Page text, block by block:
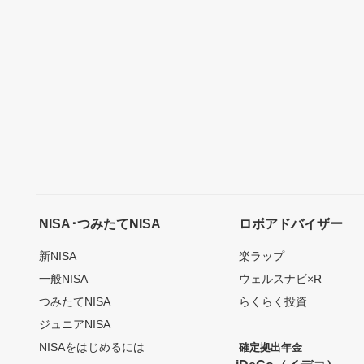
NISA･つみたてNISA
新NISA
一般NISA
つみたてNISA
ジュニアNISA
NISAをはじめるには
ロボアドバイザー
楽ラップ
ウェルスナビ×R
らくらく投資
確定拠出年金